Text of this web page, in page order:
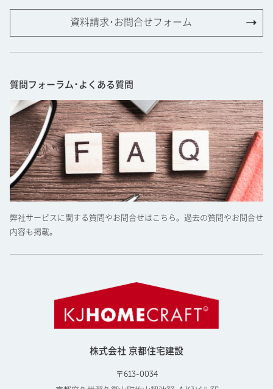
資料請求･お問合せフォーム
質問フォーラム･よくある質問
弊社サービスに関する質問やお問合せはこちら。過去の質問やお問合せ
内容も掲載。
株式会社 京都住宅建設
〒613-0034